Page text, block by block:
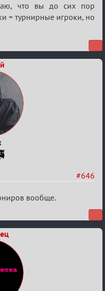
что вы до сих пор
= турнирные игроки, но
#646
вообще.